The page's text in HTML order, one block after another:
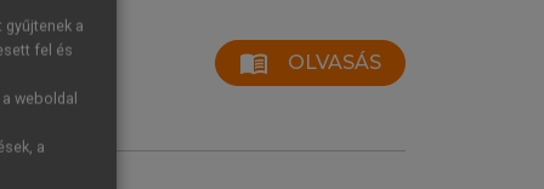
menu_book OLVASÁS
a
fel és
weboldal
a